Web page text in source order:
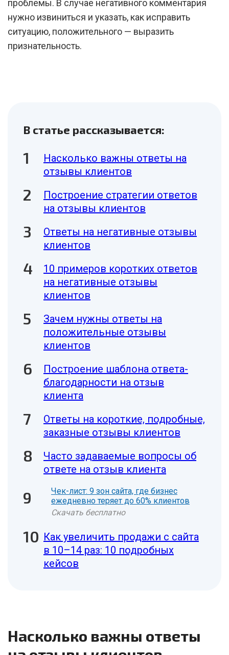
проблемы. В случае негативного комментария
нужно извиниться и указать, как исправить
ситуацию, положительного — выразить
признательность.
В статье рассказывается:
Насколько важны ответы на
отзывы клиентов
Построение стратегии ответов
на отзывы клиентов
Ответы на негативные отзывы
клиентов
10 примеров коротких ответов
на негативные отзывы
клиентов
Зачем нужны ответы на
положительные отзывы
клиентов
Построение шаблона ответа-
благодарности на отзыв
клиента
Ответы на короткие, подробные,
заказные отзывы клиентов
Часто задаваемые вопросы об
ответе на отзыв клиента
Чек-лист: 9 зон сайта, где бизнес
ежедневно теряет до 60% клиентов
Скачать бесплатно
Как увеличить продажи с сайта
в 10–14 раз: 10 подробных
кейсов
Насколько важны ответы